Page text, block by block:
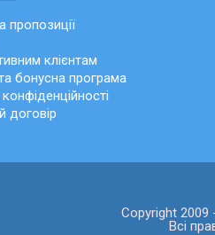
пропозиції
клієнтам
бонусна програма
договір
Copyright 2009
Всі